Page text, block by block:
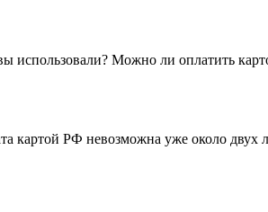
использовали? Можно ли оплатить
картой РФ невозможна уже около двух